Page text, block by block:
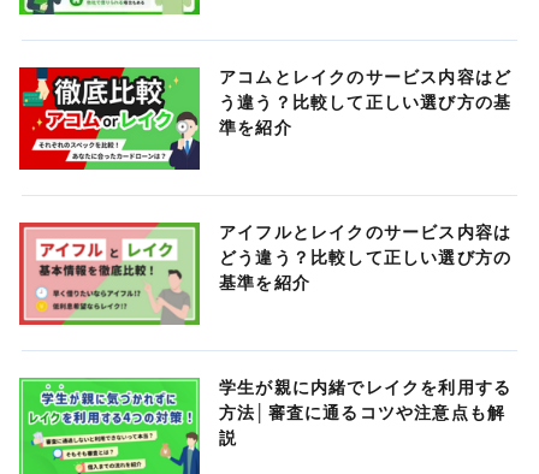
アコムとレイクのサービス内容はど
う違う？比較して正しい選び方の基
準を紹介
アイフルとレイクのサービス内容は
どう違う？比較して正しい選び方の
基準を紹介
学生が親に内緒でレイクを利用する
方法│審査に通るコツや注意点も解
説